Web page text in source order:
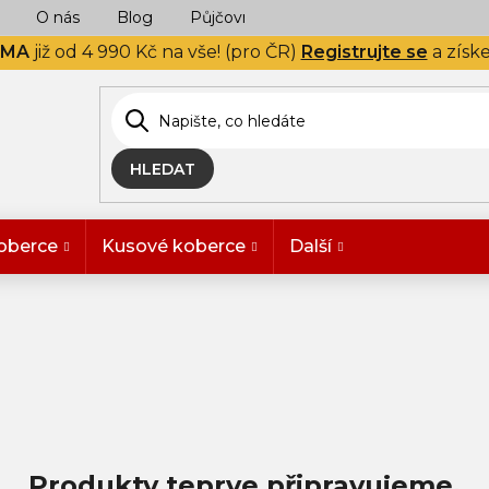
již od 4 990 Kč na vše! (pro ČR) Registrujte se a
O nás Blog Půjčovna
HLEDAT
Kusové koberce Další